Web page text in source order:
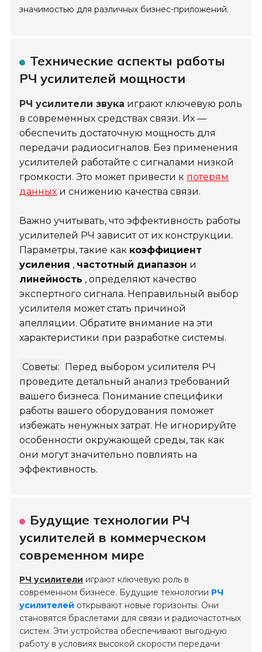
значимостью для различных бизнес-приложений.
Технические аспекты работы
РЧ усилителей мощности
РЧ усилители звука играют ключевую роль
в современных средствах связи. Их —
обеспечить достаточную мощность для
передачи радиосигналов. Без применения
усилителей работайте с сигналами низкой
громкости. Это может привести к потерям
данных и снижению качества связи.
Важно учитывать, что эффективность работы
усилителей РЧ зависит от их конструкции.
Параметры, такие как коэффициент
усиления , частотный диапазон и
линейность , определяют качество
экспертного сигнала. Неправильный выбор
усилителя может стать причиной
апелляции. Обратите внимание на эти
характеристики при разработке системы.
Советы: Перед выбором усилителя РЧ
проведите детальный анализ требований
вашего бизнеса. Понимание специфики
работы вашего оборудования поможет
избежать ненужных затрат. Не игнорируйте
особенности окружающей среды, так как
они могут значительно повлиять на
эффективность.
Будущие технологии РЧ
усилителей в коммерческом
современном мире
РЧ усилители играют ключевую роль в
современном бизнесе. Будущие технологии РЧ
усилителей открывают новые горизонты. Они
становятся браслетами для связи и радиочастотных
систем. Эти устройства обеспечивают выгодную
работу в условиях высокой скорости передачи